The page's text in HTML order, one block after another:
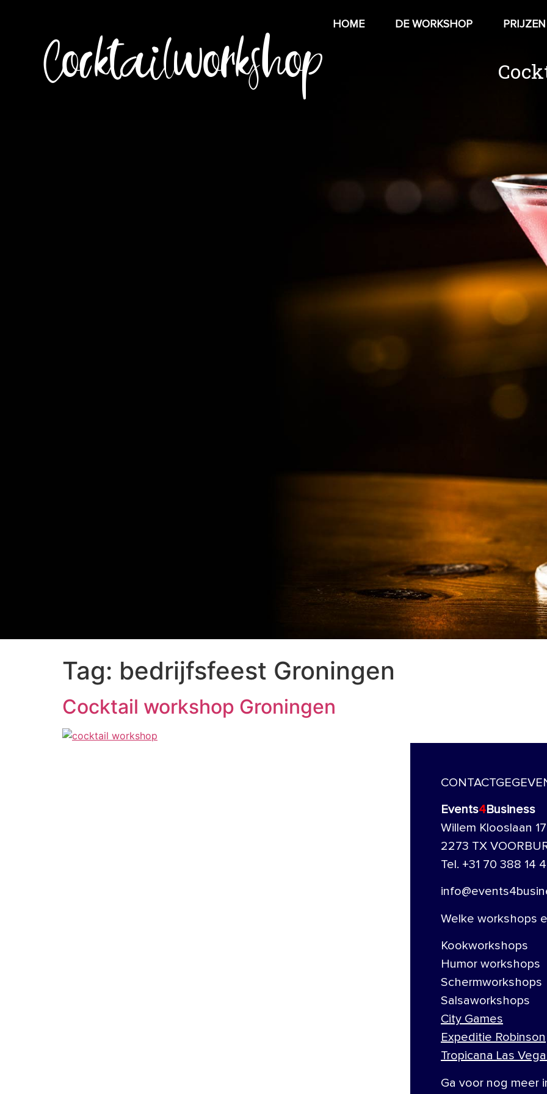
Cocktailworkshop HOME DE WORKSHOP PRIJZEN
Tag: bedrijfsfeest Groningen
Cocktail workshop Groningen
Events4 Business
Willem Klooslaan 17
2273 TX
Tel. +31 70 388 14
Welke workshops
Kookworkshops
Humor workshops
Schermworkshops
Salsaworkshops
City Games
Expeditie Robinson
Tropicana Las
Ga voor nog meer